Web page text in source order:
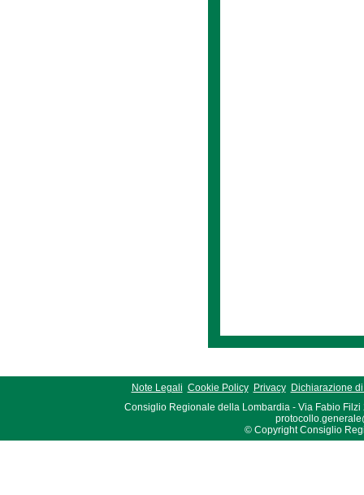
Note Legali Cookie Policy Privacy
Dichiarazione
Consiglio Regionale della Lombardia - Via Fabio Filzi
© Copyright Consiglio